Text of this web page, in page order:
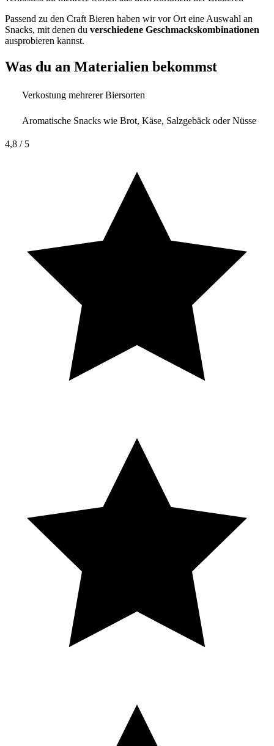
Passend zu den Craft Bieren haben wir vor Ort eine Auswahl an
Snacks, mit denen du verschiedene Geschmackskombinationen
ausprobieren kannst.
Was du an Materialien bekommst
Verkostung mehrerer Biersorten
Aromatische Snacks wie Brot, Käse, Salzgebäck oder Nüsse
4,8 / 5